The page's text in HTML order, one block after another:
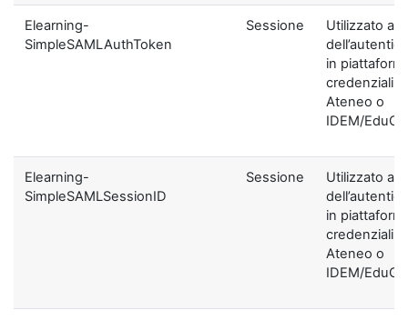
Elearning-
SimpleSAMLAuthToken
Sessione
Utilizzato ai
in
credenziali di
Ateneo o
IDEM/
Elearning-
SimpleSAMLSessionID
Sessione
Utilizzato ai
in
credenziali di
Ateneo o
IDEM/